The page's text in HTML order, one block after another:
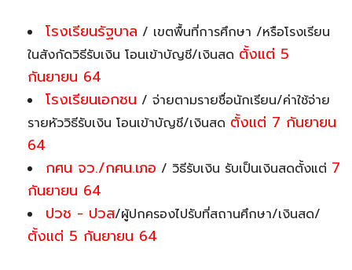
โรงเรียนรัฐบาล / เขตพื้นที่การศึกษา /หรือโรงเรียน
ในสังกัดวิธีรับเงิน โอนเข้าบัญชี/เงินสด ตั้งแต่ 5
กันยายน 64
โรงเรียนเอกชน / จ่ายตามรายชื่อนักเรียน/ค่าใช้จ่าย
รายหัววิธีรับเงิน โอนเข้าบัญชี/เงินสด ตั้งแต่ 7 กันยายน
64
กศน จว./กศน.เภอ / วิธีรับเงิน รับเป็นเงินสดตั้งแต่ 7
กันยายน 64
ปวช - ปวส/ผู้ปกครองไปรับที่สถานศึกษา/เงินสด/
ตั้งแต่ 5 กันยายน 64